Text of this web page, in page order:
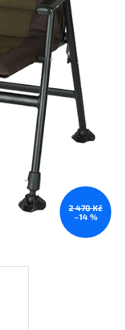
2 470 Kč
–14 %